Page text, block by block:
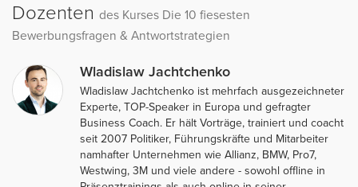
Dozenten des Kurses Die 10 fiesesten
Bewerbungsfragen & Antwortstrategien
Wladislaw Jachtchenko
Wladislaw Jachtchenko ist mehrfach ausgezeichneter
Experte, TOP-Speaker in Europa und gefragter
Business Coach. Er hält Vorträge, trainiert und coacht
seit 2007 Politiker, Führungskräfte und Mitarbeiter
namhafter Unternehmen wie Allianz, BMW, Pro7,
Westwing, 3M und viele andere - sowohl offline in